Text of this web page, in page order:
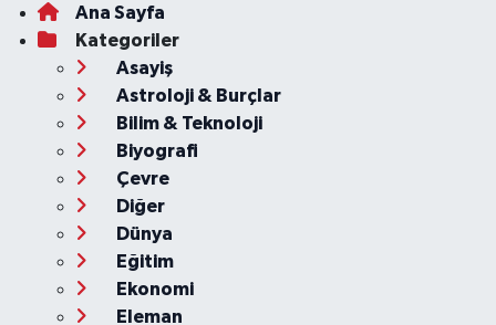
Ana Sayfa
Kategoriler
Asayiş
Astroloji & Burçlar
Bilim & Teknoloji
Biyografi
Çevre
Diğer
Dünya
Eğitim
Ekonomi
Eleman